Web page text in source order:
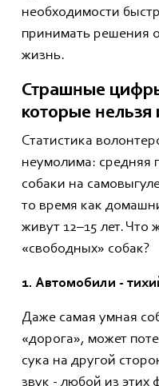
необходимости
принимать решения
жизнь.
Страшные
которые нельзя
Статистика
неумолима: средняя
собаки на
то время как
живут 12–15 лет. Что
«свободных» собак?
1. Автомобили -
Даже самая умная
«дорога», может
сука на другой
звук - любой из этих